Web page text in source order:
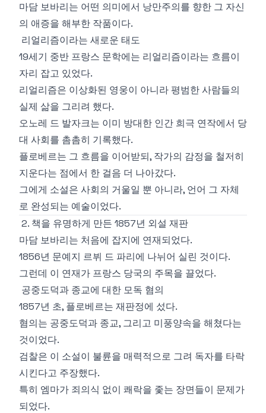
마담 보바리는 어떤 의미에서 낭만주의를 향한 그 자신
의 애증을 해부한 작품이다.
리얼리즘이라는 새로운 태도
19세기 중반 프랑스 문학에는 리얼리즘이라는 흐름이
자리 잡고 있었다.
리얼리즘은 이상화된 영웅이 아니라 평범한 사람들의
실제 삶을 그리려 했다.
오노레 드 발자크는 이미 방대한 인간 희극 연작에서 당
대 사회를 촘촘히 기록했다.
플로베르는 그 흐름을 이어받되, 작가의 감정을 철저히
지운다는 점에서 한 걸음 더 나아갔다.
그에게 소설은 사회의 거울일 뿐 아니라, 언어 그 자체
로 완성되는 예술이었다.
2. 책을 유명하게 만든 1857년 외설 재판
마담 보바리는 처음에 잡지에 연재되었다.
1856년 문예지 르뷔 드 파리에 나뉘어 실린 것이다.
그런데 이 연재가 프랑스 당국의 주목을 끌었다.
공중도덕과 종교에 대한 모독 혐의
1857년 초, 플로베르는 재판정에 섰다.
혐의는 공중도덕과 종교, 그리고 미풍양속을 해쳤다는
것이었다.
검찰은 이 소설이 불륜을 매력적으로 그려 독자를 타락
시킨다고 주장했다.
특히 엠마가 죄의식 없이 쾌락을 좇는 장면들이 문제가
되었다.